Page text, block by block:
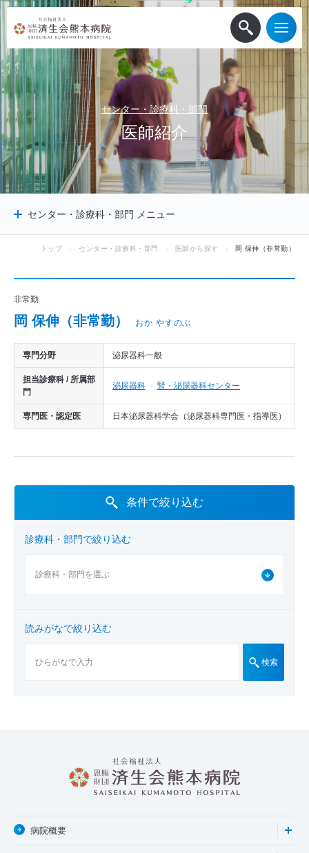
センター・診療科・部門
医師紹介
センター・診療科・部門 メニュー
センター
診療サポート部門
医師から探す
トップ センター・診療科・部門 医師から探す 岡 保伸（非常勤）
非常勤
岡 保伸（非常勤） おか やすのぶ
専門分野 泌尿器科一般
担当診療科 / 所属部
門
泌尿器科 腎・泌尿器科センター
専門医・認定医 日本泌尿器科学会（泌尿器科専門医・指導医）
条件で絞り込む
診療科・部門で絞り込む
読みがなで絞り込む
検索
病院概要